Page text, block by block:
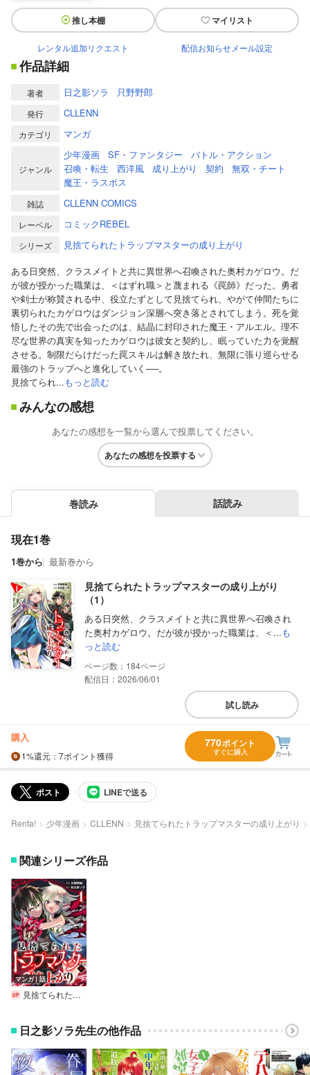
推し本棚 マイリスト
レンタル追加リクエスト 配信お知らせメール設定
作品詳細
著者 日之影ソラ 只野野郎
発行 CLLENN
カテゴリ マンガ
ジャンル
少年漫画 SF・ファンタジー
バトル・アクション
召喚・転生
西洋風 成り上がり 契約
無双・チート
魔王・ラスボス
雑誌 CLLENN COMICS
レーベル コミックREBEL
シリーズ
見捨てられたトラップマスターの成り上がり
ある日突然、クラスメイトと共に異世界へ召喚された奥村カゲロウ。だ
が彼が授かった職業は、＜はずれ職＞と蔑まれる《罠師》だった。勇者
や剣士が称賛される中、役立たずとして見捨てられ、やがて仲間たちに
裏切られたカゲロウはダンジョン深層へ突き落とされてしまう。死を覚
悟したその先で出会ったのは、結晶に封印された魔王・アルエル。理不
尽な世界の真実を知ったカゲロウは彼女と契約し、眠っていた力を覚醒
させる。制限だらけだった罠スキルは解き放たれ、無限に張り巡らせる
最強のトラップへと進化していく──。
見捨てられ...もっと読む
みんなの感想
あなたの感想を一覧から選んで投票してください。
あなたの感想を投票する
巻読み 話読み
現在1巻
1巻から 最新巻から
見捨てられたトラップマスターの成り上がり
（1）
ある日突然、クラスメイトと共に異世界へ召喚され
た奥村カゲロウ。だが彼が授かった職業は、＜...も
っと読む
184
配信日：2026/06/01
試し読み
購入
1%還元 ：7ポイント獲得
770ポイント
すぐに購入
ポスト LINEで送る
Renta! 少年漫画 CLLENN 見捨てられたトラップマスターの成り上がり
関連シリーズ作品
マンガ｜話
見捨てられたトラップマスターの成り上がり【単話版】
日之影ソラ先生の他作品